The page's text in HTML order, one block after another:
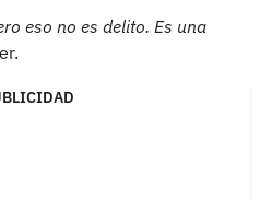
eso no es delito. Es una